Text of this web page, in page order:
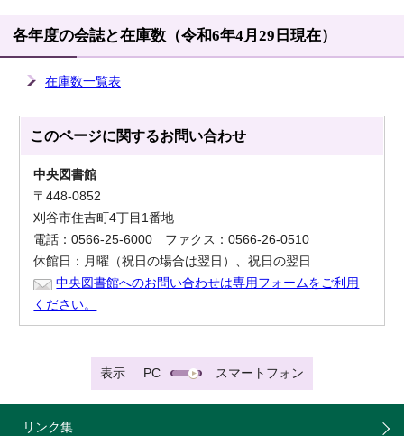
各年度の会誌と在庫数（令和6年4月29日現在）
在庫数一覧表
このページに関するお問い合わせ
中央図書館
〒448-0852
刈谷市住吉町4丁目1番地
電話：0566-25-6000 ファクス：0566-26-0510
休館日：月曜（祝日の場合は翌日）、祝日の翌日
中央図書館へのお問い合わせは専用フォームをご利用
ください。
表示 PC スマートフォン
リンク集